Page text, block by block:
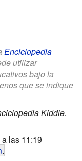
Enciclopedia
utilizar
bajo la
que se indique
Kiddle.
las 11:19
.